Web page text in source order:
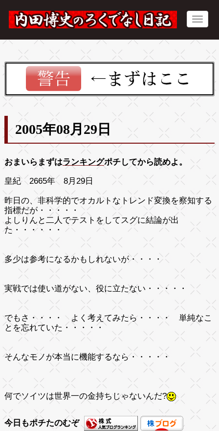
2005年08月29日
おまいらまずはランキングポチしてから読めよ。
皇紀 2665年 8月29日
昨日の、非科学的でオカルトなトレンド変換を察知する
指標だが・・・・・
よしりんと二人でテストをしてスグに結論が出
た・・・・・・
多少は参考になるかもしれないが・・・・
実戦では使い道がない、役に立たない・・・・・
でもさ・・・・ よく考えてみたら・・・・ 単純なこ
とを忘れていた・・・・・
そんなモノが本当に機能するなら・・・・・
何でソイツは世界一の金持ちじゃないんだ?
今日もポチたのむぞ